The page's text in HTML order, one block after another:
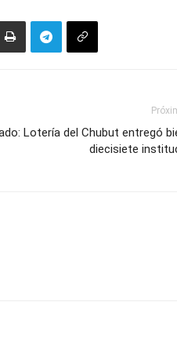
Lotería del Chubut entregó
diecisiete